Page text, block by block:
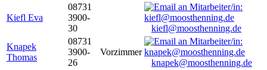
Kiefl Eva
08731
3900-
30
kiefl@moosthenning.de
Knapek
Thomas
08731
3900-
26
Vorzimmer
knapek@moosthenning.de